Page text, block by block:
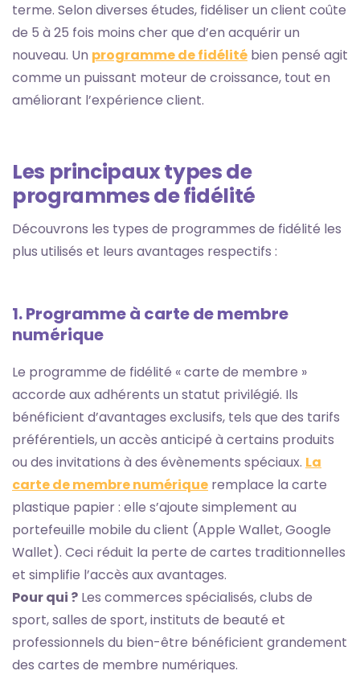
terme. Selon diverses études, fidéliser un client coûte
de 5 à 25 fois moins cher que d’en acquérir un
nouveau. Un programme de fidélité bien pensé agit
comme un puissant moteur de croissance, tout en
améliorant l’expérience client.
Les principaux types de
programmes de fidélité
Découvrons les types de programmes de fidélité les
plus utilisés et leurs avantages respectifs :
1. Programme à carte de membre
numérique
Le programme de fidélité « carte de membre »
accorde aux adhérents un statut privilégié. Ils
bénéficient d’avantages exclusifs, tels que des tarifs
préférentiels, un accès anticipé à certains produits
ou des invitations à des évènements spéciaux. La
carte de membre numérique remplace la carte
plastique papier : elle s’ajoute simplement au
portefeuille mobile du client (Apple Wallet, Google
Wallet). Ceci réduit la perte de cartes traditionnelles
et simplifie l’accès aux avantages.
Pour qui ? Les commerces spécialisés, clubs de
sport, salles de sport, instituts de beauté et
professionnels du bien-être bénéficient grandement
des cartes de membre numériques.